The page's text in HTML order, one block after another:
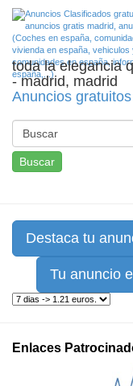
toda la elegancia
- madrid, madrid
Anuncios
Buscar
Destaca tu
Tu anuncio
Enlaces